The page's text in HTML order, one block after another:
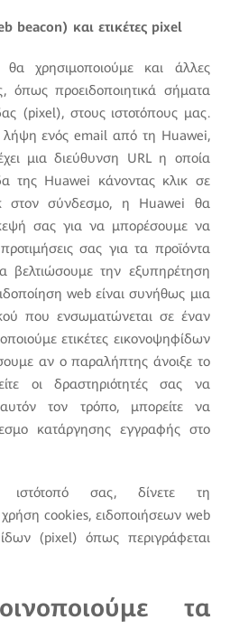
beacon) και ετικέτες pixel
χρησιμοποιούμε και άλλες
όπως προειδοποιητικά σήματα
(pixel), στους ιστοτόπους μας.
λήψη ενός email από τη Huawei,
μια διεύθυνση URL η οποία
της Huawei κάνοντας κλικ σε
στον σύνδεσμο, η Huawei θα
σας για να μπορέσουμε να
σας για τα προϊόντα
βελτιώσουμε την εξυπηρέτηση
web είναι συνήθως μια
που ενσωματώνεται σε έναν
ετικέτες εικονοψηφίδων
αν ο παραλήπτης άνοιξε το
οι δραστηριότητές σας να
τον τρόπο, μπορείτε να
κατάργησης εγγραφής στο
ιστότοπό σας, δίνετε τη
cookies, ειδοποιήσεων web
(pixel) όπως περιγράφεται
τα